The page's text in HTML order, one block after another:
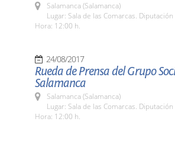
Salamanca (Salamanca)
Lugar: Sala de las Comarcas.
Hora: 12:00 h.
24/08/2017
Rueda de Prensa del Grupo
Salamanca
Salamanca (Salamanca)
Lugar: Sala de las Comarcas.
Hora: 12:00 h.